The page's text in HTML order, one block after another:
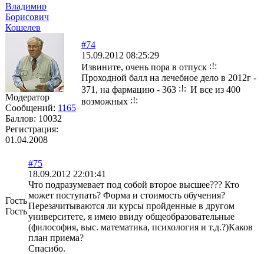
Владимир
Борисович
Кошелев
Модератор
Сообщений: 1165
Баллов: 10032
Регистрация:
01.04.2008
#74
15.09.2012 08:25:29
Извините, очень пора в отпуск
Проходной балл на лечебное дело в 2012г -
371, на фармацию - 363
И все из 400
возможных
Гость
Гость
#75
18.09.2012 22:01:41
Что подразумевает под собой второе высшее??? Кто
может поступать? Форма и стоимость обучения?
Перезачитываются ли курсы пройденные в другом
университете, я имею ввиду общеобразовательные
(философия, выс. математика, психология и т.д.?)Каков
план приема?
Спасибо.